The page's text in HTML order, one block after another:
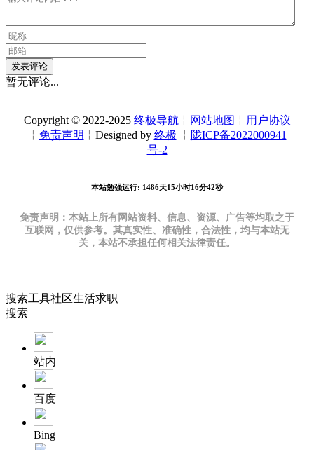
发表评论
暂无评论...
Copyright © 2022-2025 终极导航 ╎ 网站地图 ╎ 用户协议
╎ 免责声明 ╎Designed by 终极 ╎ 陇ICP备2022000941
号-2
本站勉强运行: 1486天15小时16分43秒
免责声明：本站上所有网站资料、信息、资源、广告等均取之于
互联网，仅供参考。其真实性、准确性，合法性，均与本站无
关，本站不承担任何相关法律责任。
搜索工具社区生活求职
搜索
站内
百度
Bing